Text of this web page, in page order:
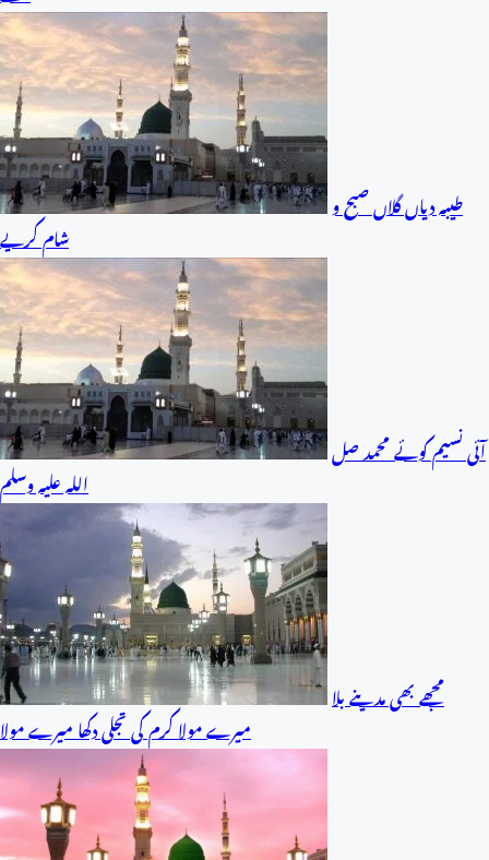
طیبہ دیاں گلاں صبح و
شام کریے
آئی نسیم کوئے محمد صل
اللہ علیہ وسلم
مجھے بھی مدینے بلا
میرے مولا کرم کی تجلی دکھا میرے مولا